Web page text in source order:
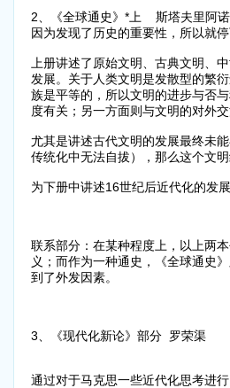
2、《全球通史》*上 斯塔夫里阿
因为发现了历史的重要性，所以就
上册讲述了原始文明、古典文明、
发展。关于人类文明是发散型的繁
族是平等的，所以文明的进步与否
度有关；另一方面则与文明的对外
尤其是讲述古代文明的发展最终未
传统化中无法自拔），那么这个文
为下册中讲述16世纪后近代化的发
联系部分：在某种程度上，以上两
义；而作为一种通史，《全球通史
到了外发因素。
3、《现代化新论》部分 罗荣渠
通过对于马克思一些近代化思考进